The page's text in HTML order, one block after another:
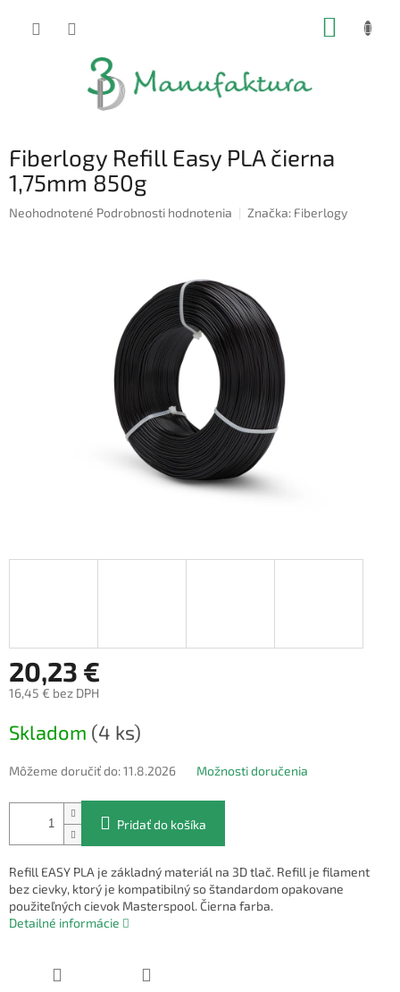
Fiberlogy Refill Easy PLA čierna
1,75mm 850g
Priemerné
Neohodnotené Podrobnosti hodnotenia Značka: Fiberlogy
20,23 €
16,45 € bez DPH
cena:
Skladom (4 ks)
Môžeme doručiť do:11.8.2026 Možnosti doručenia
Pridať do košíka
Refill EASY PLA je základný materiál na 3D tlač. Refill je filament
bez cievky, ktorý je kompatibilný so štandardom opakovane
použiteľných cievok Masterspool. Čierna farba.
Detailné informácie